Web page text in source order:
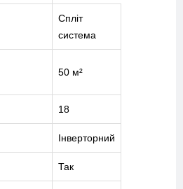
Спліт
система
50 м²
18
Інверторний
Так